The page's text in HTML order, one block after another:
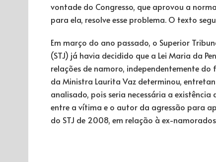
vontade do Congresso, que aprovou a
para ela, resolve esse problema. O texto
Em março do ano passado, o Superior
(STJ) já havia decidido que a Lei Maria da
relações de namoro, independentemente
da Ministra Laurita Vaz determinou,
analisado, pois seria necessária a
entre a vítima e o autor da agressão para
do STJ de 2008, em relação à ex-